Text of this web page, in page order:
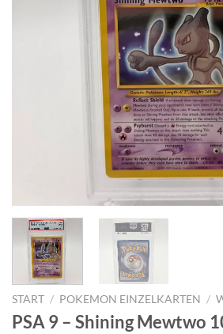
START / POKEMON EINZELKARTEN /
PSA 9 – Shining Mewtwo